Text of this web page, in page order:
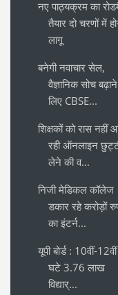
नए पाठ्यक्रम का
तैयार दो चरणों में
लागू
बनेगी नवाचार सेल,
वैज्ञानिक सोच
लिए CBSE...
शिक्षकों को रास नहीं
रही ऑनलाइन
लेने की व...
निजी मेडिकल कॉलेज
डकार रहे करोड़ों
का इंटर्न...
यूपी बोर्ड : 10वीं-
घटे 3.76 लाख
विद्यार्...